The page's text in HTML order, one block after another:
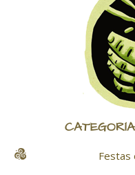
Festas